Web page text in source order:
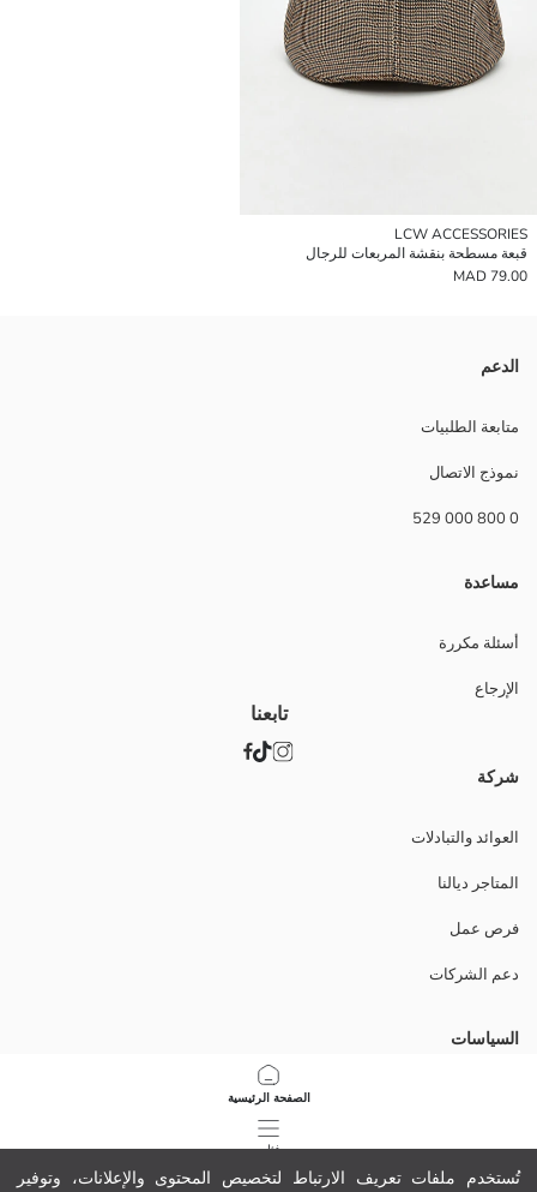
تُستخدم ملفات تعريف الارتباط لتخصيص المحتوى والإعلانات، وتوفير
الصفحة الرئيسية
فئات
LCW ACCESSORIES
قبعة مسطحة بنقشة المربعات للرجال
79.00 MAD
الدعم
متابعة الطلبيات
نموذج الاتصال
0 800 000 529
مساعدة
أسئلة مكررة
الإرجاع
شركة
العوائد والتبادلات
المتاجر ديالنا
فرص عمل
دعم الشركات
السياسات
شروط الاستعمال
تابعنا